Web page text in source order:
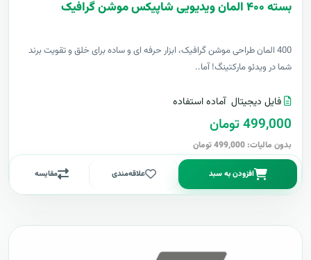
بسته ۴۰۰ المان ویدیویی شاپیکس موشن گرافیک
400 المان طراحی موشن گرافیک، ابزار حرفه ای و ساده برای خلق و تقویت برند
شما در ویدئو مارکتینگ! آما..
فایل دیجیتال آماده استفاده
499,000 تومان
بدون مالیات: 499,000 تومان
افزودن به سبد علاقه‌مندی مقایسه